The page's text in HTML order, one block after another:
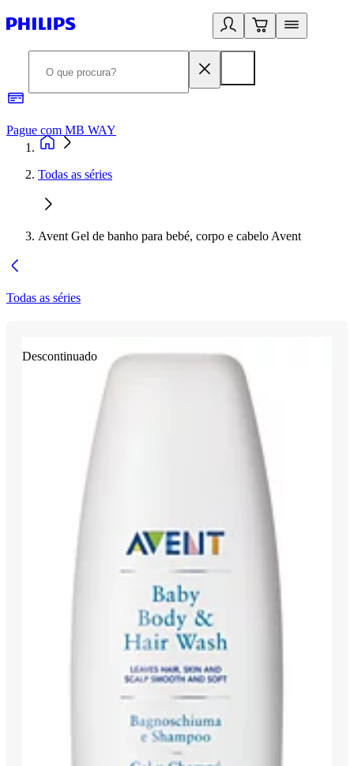
Pague com MB WAY
Todas as séries
Avent Gel de banho para bebé, corpo e cabelo Avent
Todas as séries
Descontinuado